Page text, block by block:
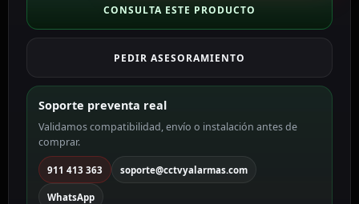
cm
x
(Ø)
cm
color
blanco
CBOX-
ST25
cantidad
CONSULTA ESTE PRODUCTO
PEDIR ASESORAMIENTO
Soporte preventa real
Validamos compatibilidad, envío o instalación antes de
comprar.
911 413 363 soporte@cctvyalarmas.com
WhatsApp